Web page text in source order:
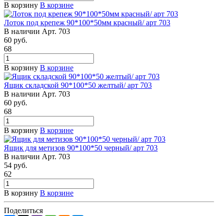
В корзину В корзине
Лоток под крепеж 90*100*50мм красный/ арт 703
В наличии Арт. 703
60 руб.
68
В корзину В корзине
Ящик складской 90*100*50 желтый/ арт 703
В наличии Арт. 703
60 руб.
68
В корзину В корзине
Ящик для метизов 90*100*50 черный/ арт 703
В наличии Арт. 703
54 руб.
62
В корзину В корзине
Поделиться